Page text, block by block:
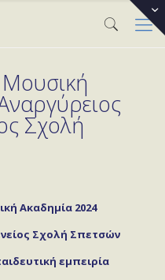
Σχολή
Ακαδημία 2024
Σχολή Σπετσών
εμπειρία